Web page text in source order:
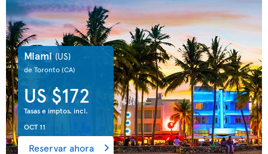
Miami (US)
de Toronto(CA)
US $172
Tasas e imptos. incl.
OCT 11
Reservar ahora